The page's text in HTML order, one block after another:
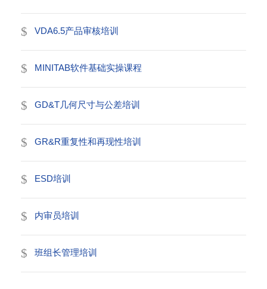
VDA6.5产品审核培训
MINITAB软件基础实操课程
GD&T几何尺寸与公差培训
GR&R重复性和再现性培训
ESD培训
内审员培训
班组长管理培训